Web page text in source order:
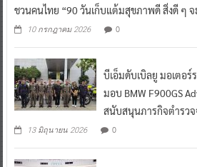
ชวนคนไทย “90 วันเก็บแต้มสุขภาพดี สิ่งดี ๆ จ
10 กรกฎาคม 2026 0
บีเอ็มดับเบิลยู มอเตอร์
มอบ BMW F900GS
สนับสนุนภารกิจตำรวจ
13 มิถุนายน 2026 0